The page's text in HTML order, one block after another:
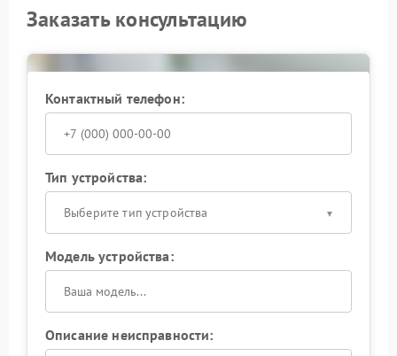
Заказать консультацию
Контактный телефон:
Тип устройства:
Выберите тип устройства
Модель устройства:
Описание неисправности: